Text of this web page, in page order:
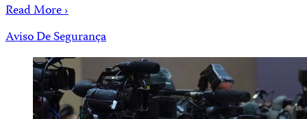
Read More ›
Aviso De Segurança